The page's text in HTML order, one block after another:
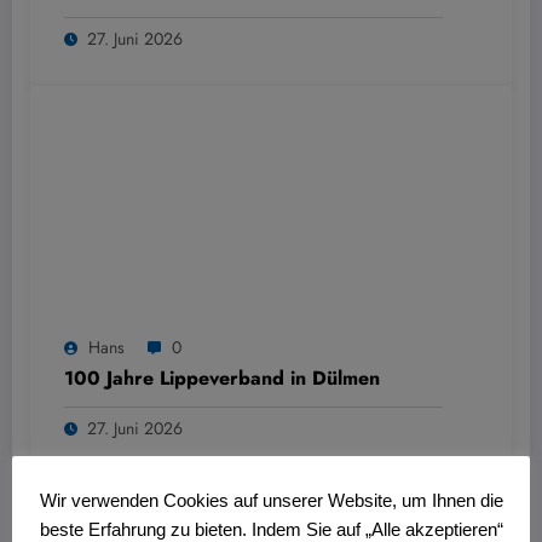
27. Juni 2026
Hans 0
100 Jahre Lippeverband in Dülmen
27. Juni 2026
Wir verwenden Cookies auf unserer Website, um Ihnen die
beste Erfahrung zu bieten. Indem Sie auf „Alle akzeptieren“